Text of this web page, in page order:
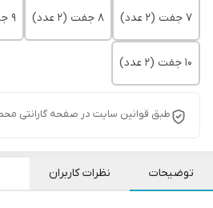
7 جفت (2 عدد) 8 جفت (2 عدد) 9 جفت (2 عدد)
10 جفت (2 عدد)
طبق قوانین سایت در صفحه گارانتی
توضیحات نظرات کاربران